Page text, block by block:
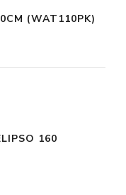
(WAT110PK)
160